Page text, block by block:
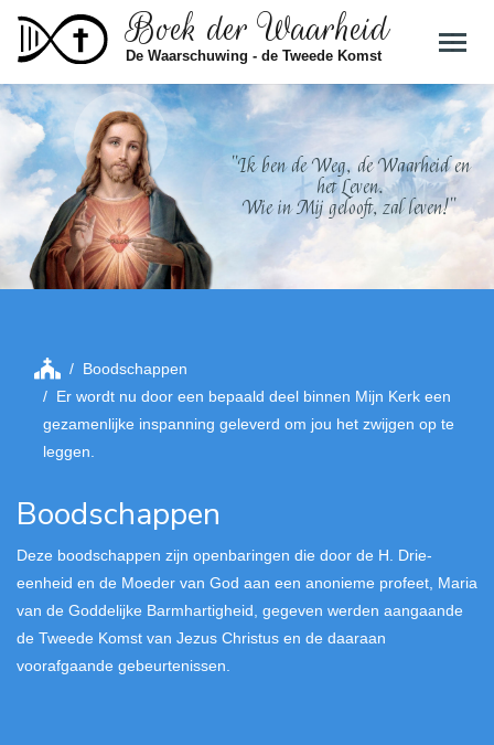
Skip to main contentBoek der Waarheid
De Waarschuwing - de Tweede Komst
"Ik ben de Weg, de Waarheid en
het Leven.
Wie in Mij gelooft, zal leven!"
Boodschappen
Er wordt nu door een bepaald deel binnen Mijn Kerk een
gezamenlijke inspanning geleverd om jou het zwijgen op te
leggen.
Boodschappen
Deze boodschappen zijn openbaringen die door de H. Drie-
eenheid en de Moeder van God aan een anonieme profeet, Maria
van de Goddelijke Barmhartigheid, gegeven werden aangaande
de Tweede Komst van Jezus Christus en de daaraan
voorafgaande gebeurtenissen.